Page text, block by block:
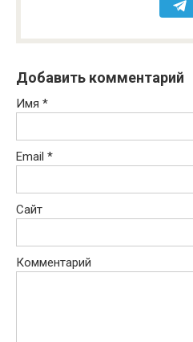
Добавить комментарий
Имя *
Email *
Сайт
Комментарий